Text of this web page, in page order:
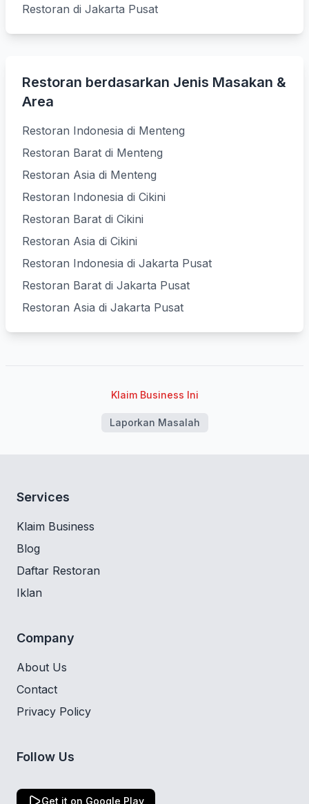
Restoran di Jakarta Pusat
Restoran berdasarkan Jenis Masakan &
Area
Restoran Indonesia di Menteng
Restoran Barat di Menteng
Restoran Asia di Menteng
Restoran Indonesia di Cikini
Restoran Barat di Cikini
Restoran Asia di Cikini
Restoran Indonesia di Jakarta Pusat
Restoran Barat di Jakarta Pusat
Restoran Asia di Jakarta Pusat
Klaim Business Ini
Laporkan Masalah
Services
Klaim Business
Blog
Daftar Restoran
Iklan
Company
About Us
Contact
Privacy Policy
Follow Us
Get it on Google Play